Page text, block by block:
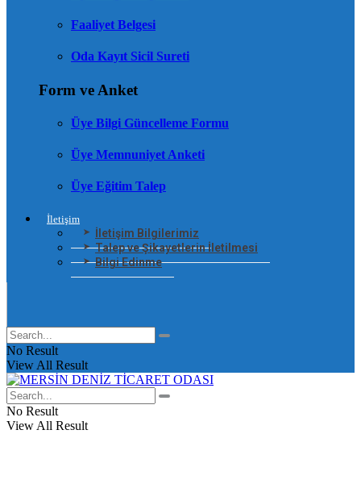
Faaliyet Belgesi
Oda Kayıt Sicil Sureti
Form ve Anket
Üye Bilgi Güncelleme Formu
Üye Memnuniyet Anketi
Üye Eğitim Talep
İletişim
İletişim Bilgilerimiz
Talep ve Şikayetlerin İletilmesi
Bilgi Edinme
No Result
View All Result
No Result
View All Result